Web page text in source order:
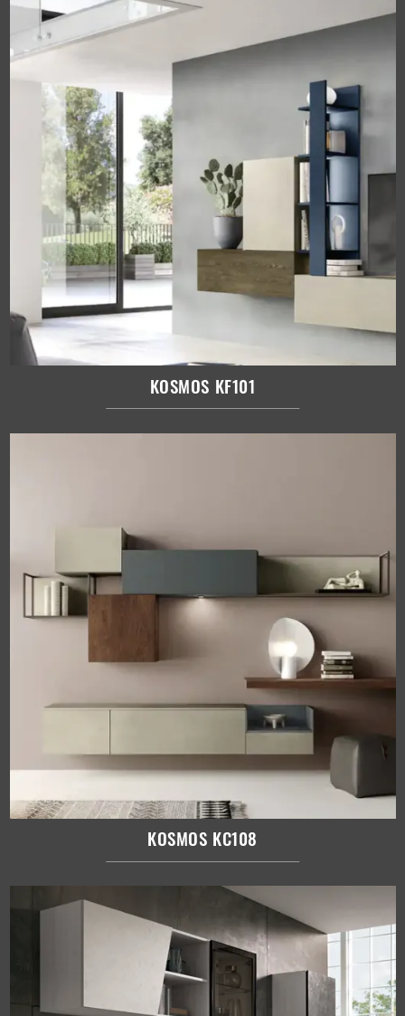
KOSMOS KF101
KOSMOS KC108